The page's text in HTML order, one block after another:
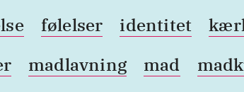
følelser identitet
madlavning mad